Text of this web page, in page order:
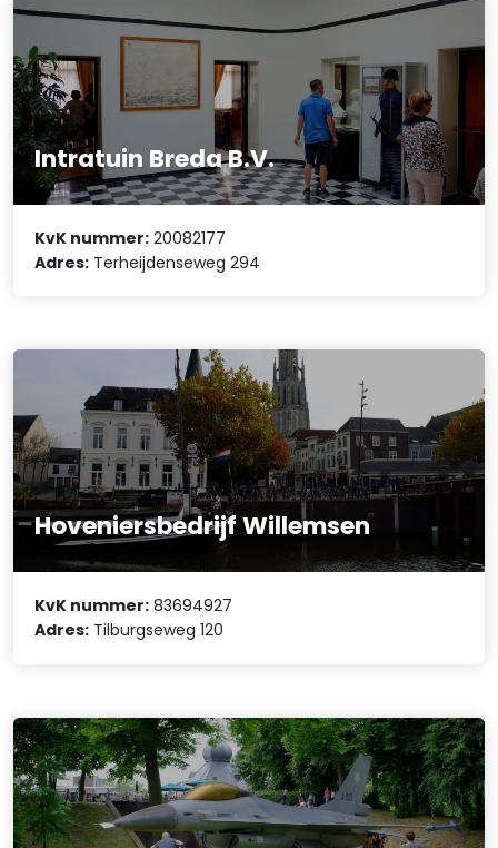
Intratuin Breda B.V.
KvK nummer: 20082177
Adres: Terheijdenseweg 294
Hoveniersbedrijf Willemsen
KvK nummer: 83694927
Adres: Tilburgseweg 120